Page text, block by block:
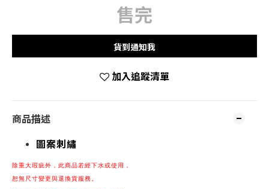
售完
貨到通知我
加入追蹤清單
商品描述
圖案刺繡
除重大瑕疵外， 此商品若經下水或使用，
恕無尺寸變更與退換貨服務。